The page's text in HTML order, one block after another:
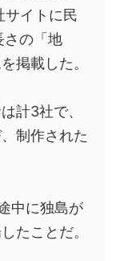
サイトに民
さの「地
掲載した。
計3社で、
制作された
中に独島が
たことだ。